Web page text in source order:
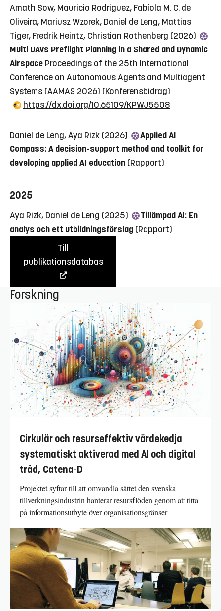
Amath Sow, Mauricio Rodriguez, Fabíola M. C. de
Oliveira, Mariusz Wzorek, Daniel de Leng, Mattias
Tiger, Fredrik Heintz, Christian Rothenberg (2026)
Multi UAVs Preflight Planning in a Shared and Dynamic
Airspace Proceedings of the 25th International
Conference on Autonomous Agents and Multiagent
Systems (AAMAS 2026) (Konferensbidrag)
https://dx.doi.org/10.65109/KPWJ5508
Daniel de Leng, Aya Rizk (2026)
Applied AI
Compass: A decision-support method and toolkit for
developing applied AI education (Rapport)
2025
Aya Rizk, Daniel de Leng (2025)
Tillämpad AI: En
analys och ett utbildningsförslag (Rapport)
Till
publikationsdatabas
Forskning
Cirkulär och resurseffektiv värdekedja
systematiskt aktiverad med AI och digital
tråd, Catena-D
Projektet syftar till att omvandla sättet den svenska
tillverkningsindustrin hanterar resursflöden genom att titta
på informationsutbyte över organisationsgränser